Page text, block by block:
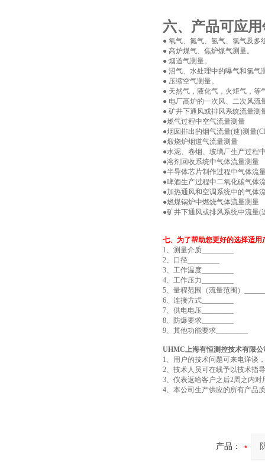
六、产品可应
● 氧气、氮气、氢气、氯气及多
● 高炉煤气、焦炉煤气测量。
● 烟道气测量。
● 沼气、水处理中的曝气和氯气
● 压缩空气测量。
● 天然气，液化气，火炬气，等
● 电厂高炉的一次风、二次风流
● 矿井下通风或排风系统流量测
●燃气过程中空气流量测量
●烟囱排出的烟气流量(速)测量
●煅烧炉烟道气流量测量
●水泥、卷烟、玻璃厂生产过程
●溶剂回收系统中气体流量测量
●半导体芯片制作过程中气体流
●啤酒生产过程中二氧化碳气体
●加热通风和空调系统中的气体
●燃煤锅炉中燃烧气体流量测量
●矿井下通风或排风系统中流量(
七、为了帮助您更好的选择适
1、测量介质_________
2、口径_________
3、工作温度_________
4、工作压力_________
5、量程范围（流量范围）
6、连接方式_________
7、供电电压_________
8、防爆要求_________
9、其他功能要求_________
UHMC上海有恒测控技术有限
1、用户的技术问题可来电详谈
2、技术人员可在线予以技术指
3、仪表返给客户之后2周之内
4、本公司生产供应的所有产品
产品：